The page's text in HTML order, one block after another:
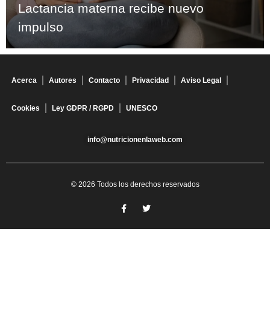
Lactancia materna recibe nuevo
impulso
Acerca Autores Contacto Privacidad Aviso Legal
Cookies Ley GDPR / RGPD UNESCO
info@nutricionenlaweb.com
© 2026 Todos los derechos reservados